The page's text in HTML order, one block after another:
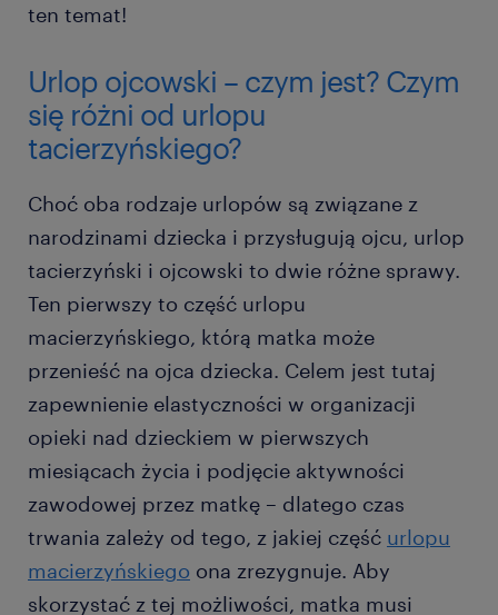
ten temat!
Urlop ojcowski – czym jest? Czym
się różni od urlopu
tacierzyńskiego?
Choć oba rodzaje urlopów są związane z
narodzinami dziecka i przysługują ojcu, urlop
tacierzyński i ojcowski to dwie różne sprawy.
Ten pierwszy to część urlopu
macierzyńskiego, którą matka może
przenieść na ojca dziecka. Celem jest tutaj
zapewnienie elastyczności w organizacji
opieki nad dzieckiem w pierwszych
miesiącach życia i podjęcie aktywności
zawodowej przez matkę – dlatego czas
trwania zależy od tego, z jakiej część urlopu
macierzyńskiego ona zrezygnuje. Aby
skorzystać z tej możliwości, matka musi